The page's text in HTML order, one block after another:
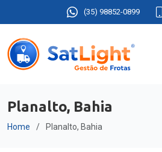
(35) 98852-0899
Planalto, Bahia
Home Planalto, Bahia